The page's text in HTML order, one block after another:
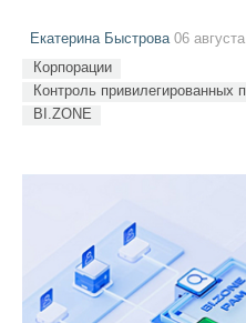
Екатерина Быстрова06
Корпорации
Контроль привилегированных
BI.ZONE